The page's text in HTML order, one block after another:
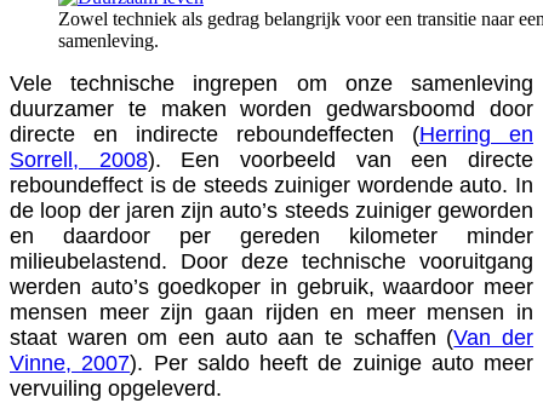
Zowel techniek als gedrag belangrijk voor een transitie naar
samenleving.
Vele technische ingrepen om onze samenleving
duurzamer te maken worden gedwarsboomd door
directe en indirecte reboundeffecten (Herring en
Sorrell, 2008). Een voorbeeld van een directe
reboundeffect is de steeds zuiniger wordende auto. In
de loop der jaren zijn auto’s steeds zuiniger geworden
en daardoor per gereden kilometer minder
milieubelastend. Door deze technische vooruitgang
werden auto’s goedkoper in gebruik, waardoor meer
mensen meer zijn gaan rijden en meer mensen in
staat waren om een auto aan te schaffen (Van der
Vinne, 2007). Per saldo heeft de zuinige auto meer
vervuiling opgeleverd.